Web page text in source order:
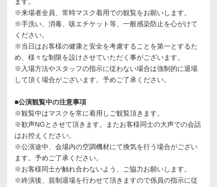
※来場者全員、常時マスク着用での観覧をお願いします。
※手洗い、消毒、咳エチケット等、一般感染防止を心がけて
ください。
※当日はお客様の健康と安全を考慮することを第一とするた
め、様々な制限を設けさせていただく事がございます。
※入場方法やスタッフの指示に従わない場合は強制的に退場
して頂く場合がございます。予めご了承ください。
■公演観覧中の注意事項
※観覧中はマスクを常に着用しご観覧頂きます。
※歓声NGとさせて頂きます。またお客様同士の大声での会話
はお控えください。
※公演途中、会場内の空調機材にて換気を行う場合がござい
ます。予めご了承ください。
※お客様同士が触れ合わないよう、ご協力お願いします。
※終演後、規制退場を行わせて頂きますので係員の指示に従